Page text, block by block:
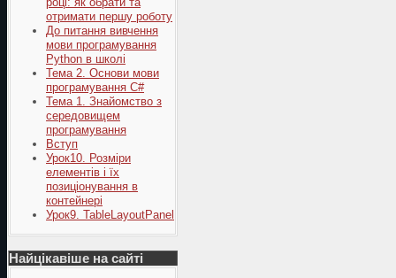
отримати першу роботу
До питання вивчення
мови програмування
Python в школі
Тема 2. Основи мови
програмування C#
Тема 1. Знайомство з
середовищем
програмування
Вступ
Урок10. Розміри
елементів і їх
позиціонування в
контейнері
Урок9. TableLayoutPanel
Найцікавіше на сайті